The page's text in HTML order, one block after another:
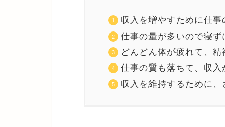
収入を増やすために仕事
仕事の量が多いので寝ず
どんどん体が疲れて、精
仕事の質も落ちて、収入
収入を維持するために